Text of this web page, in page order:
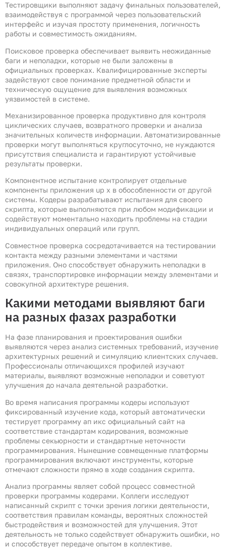
Тестировщики выполняют задачу финальных пользователей,
взаимодействуя с программой через пользовательский
интерфейс и изучая простоту применения, логичность
работы и совместимость ожиданиям.
Поисковое проверка обеспечивает выявить неожиданные
баги и неполадки, которые не были заложены в
официальных проверках. Квалифицированные эксперты
задействуют свое понимание предметной области и
техническую ощущение для выявления возможных
уязвимостей в системе.
Механизированное проверка продуктивно для контроля
циклических случаев, возвратного проверки и анализа
значительных количеств информации. Автоматизированные
проверки могут выполняться круглосуточно, не нуждаются
присутствия специалиста и гарантируют устойчивые
результаты проверки.
Компонентное испытание контролирует отдельные
компоненты приложения up x в обособленности от другой
системы. Кодеры разрабатывают испытания для своего
скрипта, которые выполняются при любом модификации и
содействуют моментально находить проблемы на стадии
индивидуальных операций или групп.
Совместное проверка сосредотачивается на тестировании
контакта между разными элементами и частями
приложения. Оно способствует обнаружить неполадки в
связях, транспортировке информации между элементами и
совокупной архитектуре решения.
Какими методами выявляют баги
на разных фазах разработки
На фазе планирования и проектирования ошибки
выявляются через анализ системных требований, изучение
архитектурных решений и симуляцию клиентских случаев.
Профессионалы отличающихся профилей изучают
материалы, выявляют возможные неполадки и советуют
улучшения до начала деятельной разработки.
Во время написания программы кодеры используют
фиксированный изучение кода, который автоматически
тестирует программу ап икс официальный сайт на
соответствие стандартам кодирования, возможные
проблемы секьюрности и стандартные неточности
программирования. Нынешние совмещенные платформы
программирования включают инструменты, которые
отмечают сложности прямо в ходе создания скрипта.
Анализ программы являет собой процесс совместной
проверки программы кодерами. Коллеги исследуют
написанный скрипт с точки зрения логики деятельности,
соответствия правилам команды, вероятных сложностей
быстродействия и возможностей для улучшения. Этот
деятельность не только содействует обнаружить ошибки, но
и способствует передаче опытом в коллективе.